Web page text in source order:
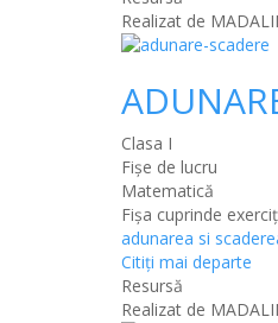
Realizat de
Clasa I
Fișe de lucru
Matematică
Fișa cuprinde
adunarea si
Citiţi mai departe
Resursă
Realizat de